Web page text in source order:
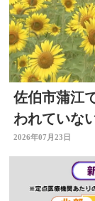
佐伯市蒲江
われていな
2026年07月23日